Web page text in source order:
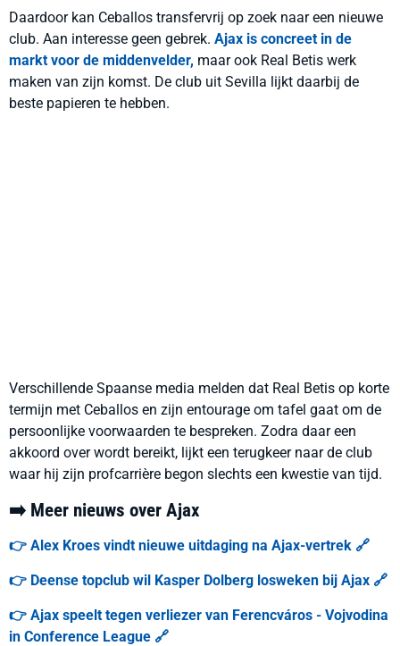
Daardoor kan Ceballos transfervrij op zoek naar een nieuwe
club. Aan interesse geen gebrek. Ajax is concreet in de
markt voor de middenvelder, maar ook Real Betis werk
maken van zijn komst. De club uit Sevilla lijkt daarbij de
beste papieren te hebben.
Verschillende Spaanse media melden dat Real Betis op korte
termijn met Ceballos en zijn entourage om tafel gaat om de
persoonlijke voorwaarden te bespreken. Zodra daar een
akkoord over wordt bereikt, lijkt een terugkeer naar de club
waar hij zijn profcarrière begon slechts een kwestie van tijd.
➡️ Meer nieuws over Ajax
👉 Alex Kroes vindt nieuwe uitdaging na Ajax-vertrek 🔗
👉 Deense topclub wil Kasper Dolberg losweken bij Ajax 🔗
👉 Ajax speelt tegen verliezer van Ferencváros - Vojvodina
in Conference League 🔗